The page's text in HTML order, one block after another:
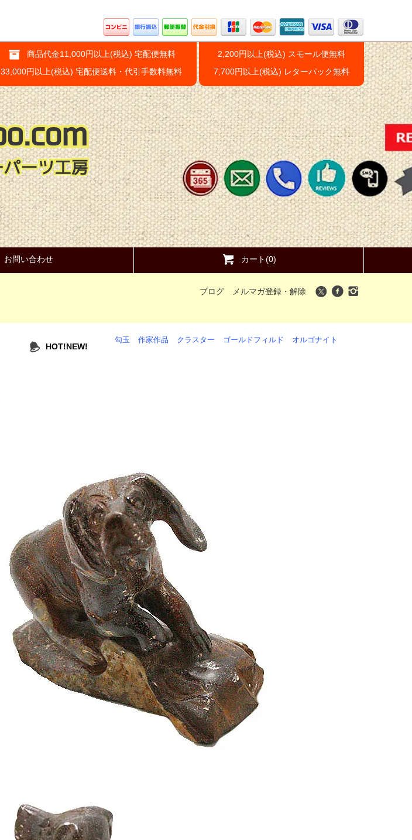
商品代金11,000円以上(税込) 宅配便無料
33,000円以上(税込) 宅配便送料・代引手数料無料
2,200円以上(税込) スモール便無料
7,700円以上(税込) レターパック無料
お問い合わせ カート(0)
ブログ メルマガ登録・解除
HOT!NEW!
勾玉 作家作品 クラスター ゴールドフィルド オルゴナイト